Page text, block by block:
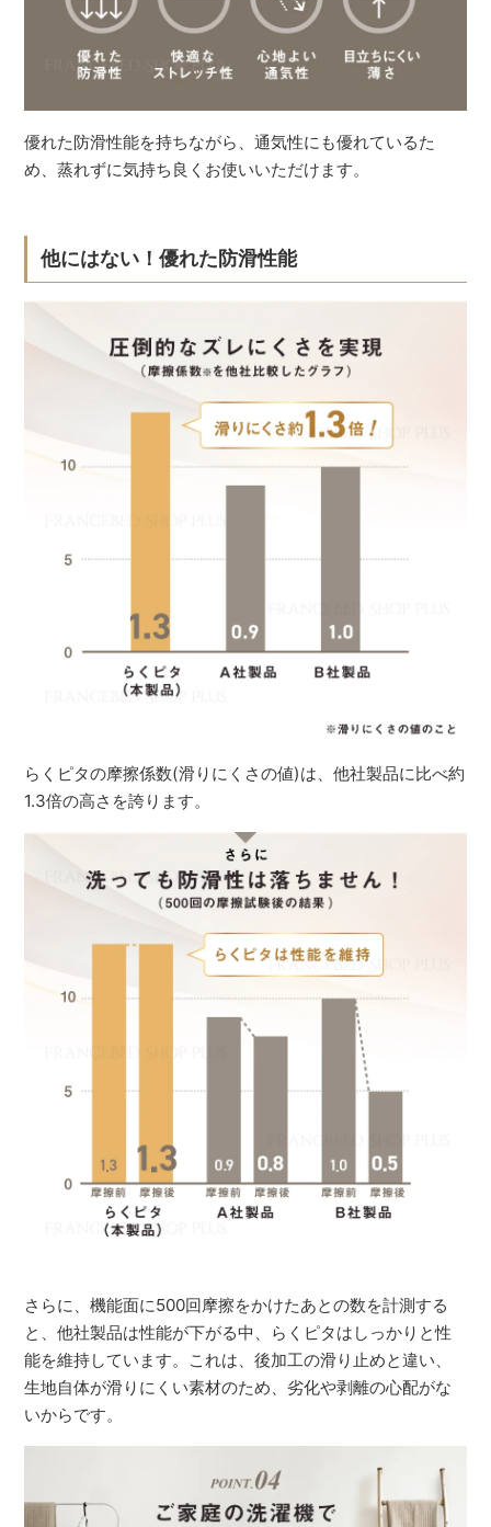
優れた防滑性能を持ちながら、通気性にも優れているた
め、蒸れずに気持ち良くお使いいただけます。
他にはない！優れた防滑性能
らくピタの摩擦係数(滑りにくさの値)は、他社製品に比べ約
1.3倍の高さを誇ります。
さらに、機能面に500回摩擦をかけたあとの数を計測する
と、他社製品は性能が下がる中、らくピタはしっかりと性
能を維持しています。これは、後加工の滑り止めと違い、
生地自体が滑りにくい素材のため、劣化や剥離の心配がな
いからです。